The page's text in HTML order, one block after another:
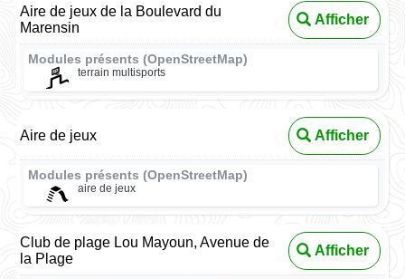
Aire de jeux de la Boulevard du
Marensin
Afficher
Modules présents (OpenStreetMap)
terrain multisports
Aire de jeux Afficher
Modules présents (OpenStreetMap)
aire de jeux
Club de plage Lou Mayoun, Avenue de
la Plage
Afficher